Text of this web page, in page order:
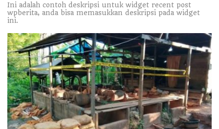
Ini adalah contoh deskripsi untuk widget recent post
wpberita, anda bisa memasukkan deskripsi pada widget
ini.